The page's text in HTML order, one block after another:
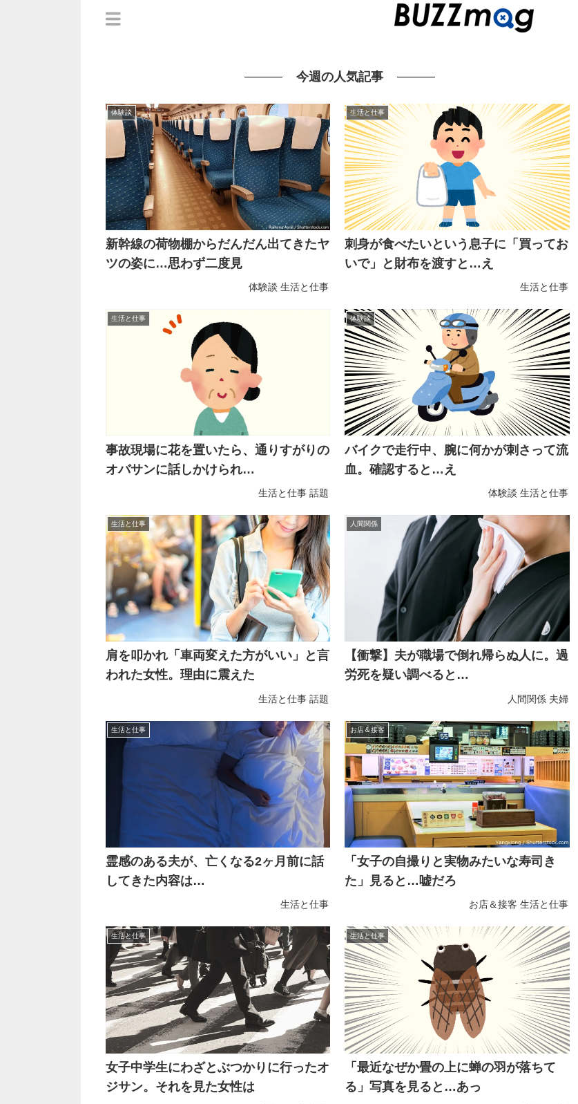
今週の人気記事
体験談
新幹線の荷物棚からだんだん出てきたヤ
ツの姿に…思わず二度見
体験談 生活と仕事
生活と仕事
刺身が食べたいという息子に「買ってお
いで」と財布を渡すと…え
生活と仕事
生活と仕事
事故現場に花を置いたら、通りすがりの
オバサンに話しかけられ…
生活と仕事 話題
体験談
バイクで走行中、腕に何かが刺さって流
血。確認すると…え
体験談 生活と仕事
生活と仕事
肩を叩かれ「車両変えた方がいい」と言
われた女性。理由に震えた
生活と仕事 話題
人間関係
【衝撃】夫が職場で倒れ帰らぬ人に。過
労死を疑い調べると…
人間関係 夫婦
生活と仕事
霊感のある夫が、亡くなる2ヶ月前に話
してきた内容は…
生活と仕事
お店＆接客
「女子の自撮りと実物みたいな寿司き
た」見ると…嘘だろ
お店＆接客 生活と仕事
生活と仕事
女子中学生にわざとぶつかりに行ったオ
ジサン。それを見た女性は
生活と仕事
「最近なぜか畳の上に蝉の羽が落ちて
る」写真を見ると…あっ